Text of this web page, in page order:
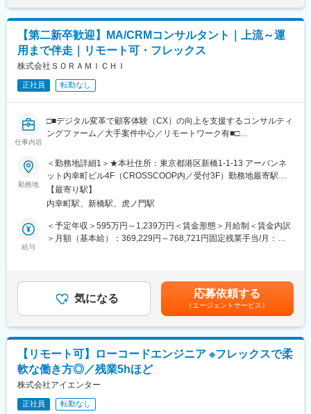
【シニア活躍中】
当社では平均年齢53歳、定年は65歳にて年収も定年まで担保され
る環境を整えております。
60代以上のメンバーも約20名程在籍しており、それぞれが前職に
活躍いただいております。※また再雇用制度により70歳までの就
業も可能となります。
【業務具体例】
◆機能安全・サイバーセキュリティ・システムエンジアリングの
◆デジタルツイン技術研究開発/ソリューションの提供
◆次世代車載ネットワーク/仮想化・SDA/セキュリティ/アーキテ
クチャに関する研究開発
◆次世代車載電子プラットフォームのアーキテクチャに関する研
◆自動運転シミュレータとシミュレーションサービス
◆Hypervisor・RTOS等のソフトウェア開発環境/ハードウェア開
※一時的な業務都合により客先やオフィスでのご就業もございま
す。
※最初は先輩・上司とペアになってプロジェクトを推進し、その後
は独立してプロジェクトを運営いただきます。
※開発現場で苦労した経験を生かし、顧客に価値あるプロセスを提
供したいと考えています。
変更の範囲：会社の定める業務
【第二新卒歓迎】MA/CRMコンサルタント｜上流～運
用まで伴走｜リモート可・フレックス
株式会社ＳＯＲＡＭＩＣＨＩ
正社員 転勤なし
仕事内容
□■デジタル変革で顧客体験（CX）の向上を支援するコンサルティ
ングファーム／大手案件中心／リモートワーク有■□
■概要：
当社はコンサル／システム／データ／広告を一気通貫で担い、企
業のCX（顧客体験）を高めるDX支援を行うファームです。今
回、MA/CRMコンサルタントを募集（第二新卒も歓迎）。
上流の要件整理～導入・運用改善まで段階的に習得し、クライア
ントの顧客接点強化に貢献します。
■ミッション：
ただきます。
戦略立案から要件定義、導入支援、運用改善まで一気通貫で携わ
り、クライアントの顧客戦略をリードする役割を担います。
計・カスタマイズ支援
・顧客データを活用したコミュニケーション設計（メール、アプ
リ通知、LINE配信など）
測定
勤務地
＜勤務地詳細1＞★本社住所：東京都港区新橋1-1-13 アーバンネ
ット内幸町ビル4F（CROSSCOOP内／受付3F）勤務地最寄駅：
新橋駅受動喫煙対策：屋内全面禁煙＜勤務地詳細2＞フルリモート
住所：フルリモートでの勤務となります。 受動喫煙対策：屋内全
【最寄り駅】
内幸町駅、新橋駅、虎ノ門駅
給与
＜予定年収＞595万円～1,239万円＜賃金形態＞月給制＜賃金内訳
＞月額（基本給）：369,229円～768,721円固定残業手当/月：
賞与：年2回（6月・12月）※会社業績および個人のパフォーマン
スに連動して変動※年間で「月給総額1か月程度」を目安に支給
（夏0.5か月／冬0.5か月）■査定：年2回賃金はあくまでも目安の
金額であり、選考を通じて上下する可能性があります。月給(月額)
は固定手当を含めた表記です。
気になる 応募依頼する
（エージェントサービス）
【リモート可】ローコードエンジニア ※フレックスで柔
軟な働き方◎／残業5hほど
株式会社アイエンター
正社員 転勤なし